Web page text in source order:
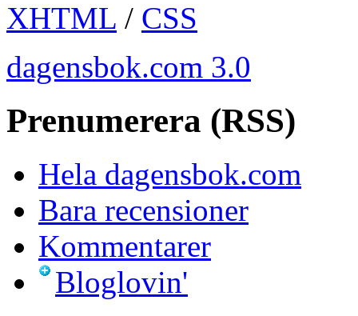
XHTML / CSS
dagensbok.com 3.0
Prenumerera (RSS)
Hela dagensbok.com
Bara recensioner
Kommentarer
Bloglovin'